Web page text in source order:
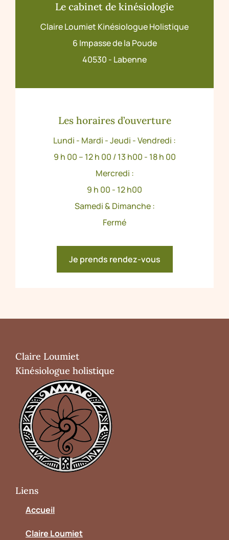
Le cabinet de kinésiologie
Claire Loumiet Kinésiologue Holistique
6 Impasse de la Poude
40530 - Labenne
Les horaires d’ouverture
Lundi - Mardi - Jeudi - Vendredi :
9 h 00 – 12 h 00 / 13 h00 - 18 h 00
Mercredi :
9 h 00 - 12 h00
Samedi & Dimanche :
Fermé
Je prends rendez-vous
Claire Loumiet
Kinésiologue holistique
Liens
Accueil
Claire Loumiet